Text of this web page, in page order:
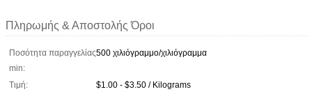
Πληρωμής & Αποστολής Όροι
Ποσότητα παραγγελίας
min:
500 χιλιόγραμμο/χιλιόγραμμα
Τιμή:
$1.00 - $3.50 / Kilograms